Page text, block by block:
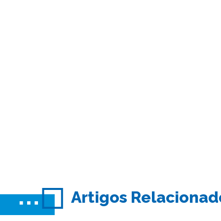
Artigos